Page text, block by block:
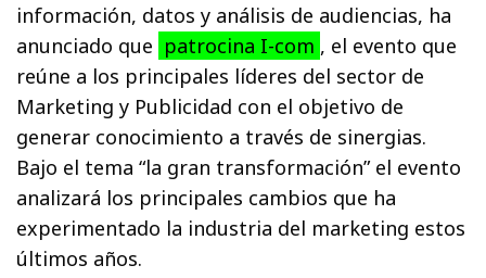
información, datos y análisis de audiencias, ha
anunciado que patrocina I-com , el evento que
reúne a los principales líderes del sector de
Marketing y Publicidad con el objetivo de
generar conocimiento a través de sinergias.
Bajo el tema “la gran transformación” el evento
analizará los principales cambios que ha
experimentado la industria del marketing estos
últimos años.